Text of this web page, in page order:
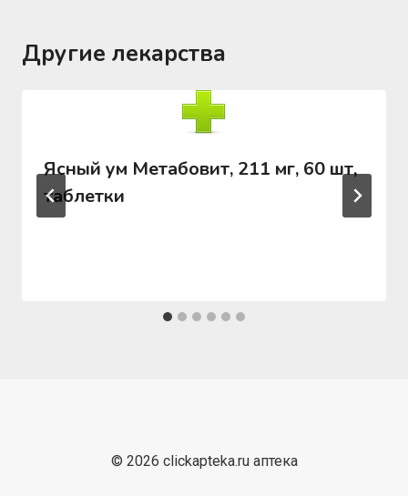
Другие лекарства
Ясный ум Метабовит, 211 мг, 60 шт,
таблетки
© 2026 clickapteka.ru аптека